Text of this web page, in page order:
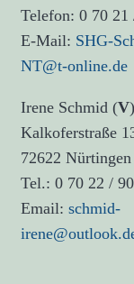
Telefon: 0 70 21
E-Mail: SHG-
NT@t-online.de
Irene Schmid (V)
Kalkoferstraße
72622 Nürtingen
Tel.: 0 70 22 /
Email: schmid-